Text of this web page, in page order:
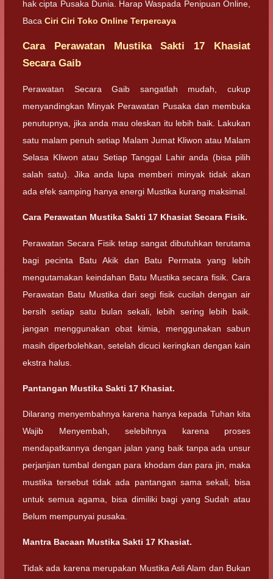
hak cipta Pusaka Dunia. Harap Waspada Penipuan Online,
Baca Ciri Ciri Toko Online Terpercaya
Cara Perawatan Mustika Sakti 17 Khasiat
Secara Gaib
Perawatan Secara Gaib sangatlah mudah, cukup
menyandingkan Minyak Perawatan Pusaka dan membuka
penutupnya, jika anda mau oleskan itu lebih baik. Lakukan
satu malam penuh setiap Malam Jumat Kliwon atau Malam
Selasa Kliwon atau Setiap Tanggal Lahir anda (bisa pilih
salah satu). Jika anda lupa memberi minyak tidak akan
ada efek samping hanya energi Mustika kurang maksimal.
Cara Perawatan Mustika Sakti 17 Khasiat Secara Fisik.
Perawatan Secara Fisik tetap sangat dibutuhkan terutama
bagi pecinta Batu Akik dan Batu Permata yang lebih
mengutamakan keindahan Batu Mustika secara fisik. Cara
Perawatan Batu Mustika dari segi fisik cucilah dengan air
bersih setiap satu bulan sekali, lebih sering lebih baik.
jangan menggunakan obat kimia, menggunakan sabun
masih diperbolehkan, setelah dicuci keringkan dengan kain
ekstra halus.
Pantangan Mustika Sakti 17 Khasiat.
Dilarang menyembahnya karena hanya kepada Tuhan kita
Wajib Menyembah, selebihnya karena proses
mendapatkannya dengan jalan yang baik tanpa ada unsur
perjanjian tumbal dengan para khodam dan para jin, maka
mustika tersebut tidak ada pantangan sama sekali, bisa
untuk semua agama, bisa dimiliki bagi yang Sudah atau
Belum mempunyai pusaka.
Mantra Bacaan Mustika Sakti 17 Khasiat.
Tidak ada karena merupakan Mustika Asli Alam dan Bukan